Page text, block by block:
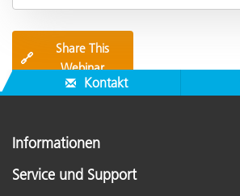
🔗
Share This
Webinar
Kontakt
Informationen
Service und Support